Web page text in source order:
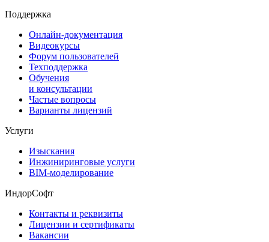
Поддержка
Онлайн-документация
Видеокурсы
Форум пользователей
Техподдержка
Обучения
и консультации
Частые вопросы
Варианты лицензий
Услуги
Изыскания
Инжиниринговые услуги
BIM-моделирование
ИндорСофт
Контакты и реквизиты
Лицензии и сертификаты
Вакансии